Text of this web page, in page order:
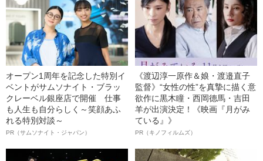
オープン1周年を記念した特別イ
ベントがサムソナイト・ブラッ
クレーベル銀座店で開催 仕事
も人生も自分らしく～笑顔あふ
れる特別対談～
PR（サムソナイト・ジャパン）
《渡辺淳一原作＆娘・渡邉直子
監督》“女性の性”を真摯に描く意
欲作に黒木瞳・西岡德馬・吉田
羊が出演決定！《映画『月がみ
ている』》
PR（キノフィルムズ）